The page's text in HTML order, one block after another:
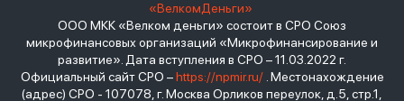
«ВелкомДеньги»
ООО МКК «Велком деньги» состоит в СРО Союз
микрофинансовых организаций «Микрофинансирование и
развитие». Дата вступления в СРО – 11.03.2022 г.
Официальный сайт СРО –https://npmir.ru/. Местонахождение
(адрес) СРО - 107078, г. Москва Орликов переулок, д.5, стр.1,